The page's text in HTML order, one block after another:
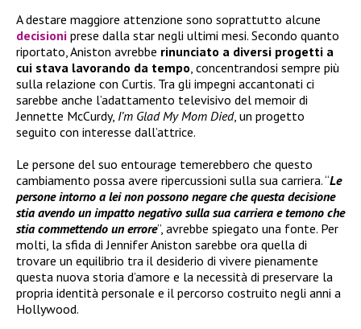
A destare maggiore attenzione sono soprattutto alcune
decisioni prese dalla star negli ultimi mesi. Secondo quanto
riportato, Aniston avrebbe rinunciato a diversi progetti a
cui stava lavorando da tempo, concentrandosi sempre più
sulla relazione con Curtis. Tra gli impegni accantonati ci
sarebbe anche l’adattamento televisivo del memoir di
Jennette McCurdy, I’m Glad My Mom Died, un progetto
seguito con interesse dall’attrice.
Le persone del suo entourage temerebbero che questo
cambiamento possa avere ripercussioni sulla sua carriera. “Le
persone intorno a lei non possono negare che questa decisione
stia avendo un impatto negativo sulla sua carriera e temono che
stia commettendo un errore”, avrebbe spiegato una fonte. Per
molti, la sfida di Jennifer Aniston sarebbe ora quella di
trovare un equilibrio tra il desiderio di vivere pienamente
questa nuova storia d’amore e la necessità di preservare la
propria identità personale e il percorso costruito negli anni a
Hollywood.